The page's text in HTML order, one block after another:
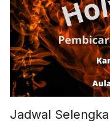
Jadwal